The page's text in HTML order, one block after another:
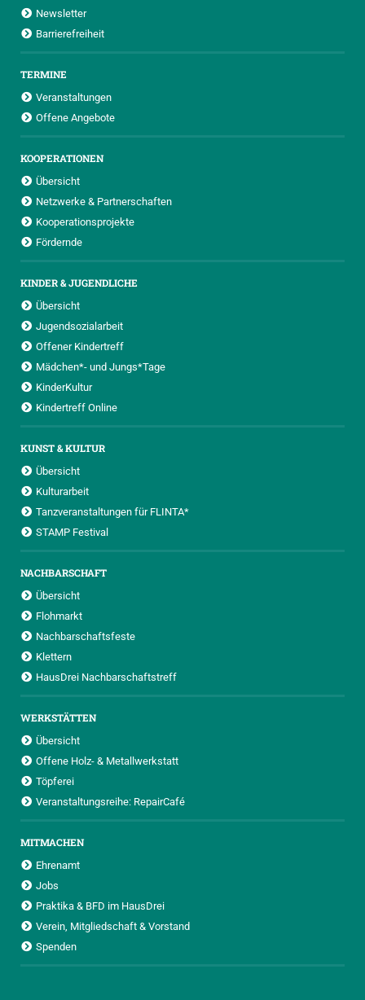
Newsletter
Barrierefreiheit
TERMINE
Veranstaltungen
Offene Angebote
KOOPERATIONEN
Übersicht
Netzwerke & Partnerschaften
Kooperationsprojekte
Fördernde
KINDER & JUGENDLICHE
Übersicht
Jugendsozialarbeit
Offener Kindertreff
Mädchen*- und Jungs*Tage
KinderKultur
Kindertreff Online
KUNST & KULTUR
Übersicht
Kulturarbeit
Tanzveranstaltungen für FLINTA*
STAMP Festival
NACHBARSCHAFT
Übersicht
Flohmarkt
Nachbarschaftsfeste
Klettern
HausDrei Nachbarschaftstreff
WERKSTÄTTEN
Übersicht
Offene Holz- & Metallwerkstatt
Töpferei
Veranstaltungsreihe: RepairCafé
MITMACHEN
Ehrenamt
Jobs
Praktika & BFD im HausDrei
Verein, Mitgliedschaft & Vorstand
Spenden